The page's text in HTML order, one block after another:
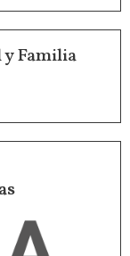
Familia